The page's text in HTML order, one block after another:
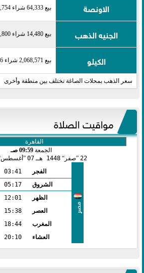
الاونصة بيع 64,333 شراء 65,754
الجنيه الذهب بيع 14,480 شراء 14,800
الكيلو بيع 2,068,571 شراء 2,114,286
سعر الذهب بمحلات الصاغة تختلف بين منطقة وأخرى
مواقيت الصلاة
الجمعة 09:59 صـ
22 صفر 1448 هـ 07 أغسطس
مصر
الفجر
03:41
الشروق
05:17
الظهر
12:01
العصر
15:38
المغرب
18:44
العشاء
20:10